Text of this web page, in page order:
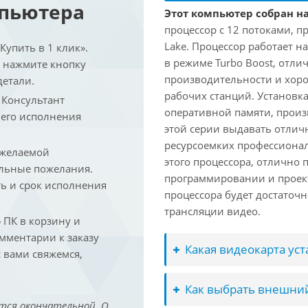
в 1 клик».
кнопку
исполнения
пожелания.
и срок исполнения
в корзину и
к заказу
свяжемся,
окончательной. О
Этот компьютер собран
процессор с 12 потоками,
Lake. Процессор работает
в режиме Turbo Boost,
производительности и
рабочих станций.
оперативной памяти,
этой серии выдавать
ресурсоемких
этого процессора, отлично
программировании и
процессора будет
трансляции видео.
Какая видеокарта
Как выбрать